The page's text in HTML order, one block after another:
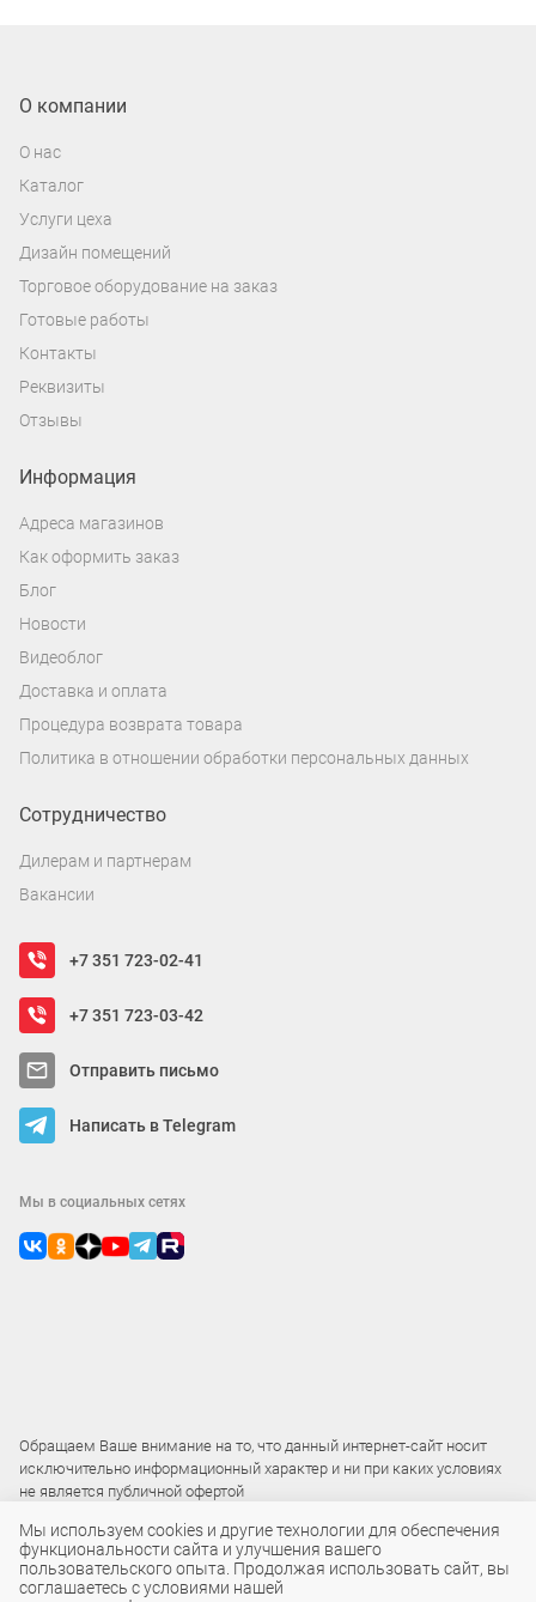
О компании
О нас
Каталог
Услуги цеха
Дизайн помещений
Торговое оборудование на заказ
Готовые работы
Контакты
Реквизиты
Отзывы
Информация
Адреса магазинов
Как оформить заказ
Блог
Новости
Видеоблог
Доставка и оплата
Процедура возврата товара
Политика в отношении обработки персональных данных
Сотрудничество
Дилерам и партнерам
Вакансии
+7 351 723-02-41
+7 351 723-03-42
Отправить письмо
Написать в Telegram
Мы в социальных сетях
Обращаем Ваше внимание на то, что данный интернет-сайт носит
исключительно информационный характер и ни при каких условиях
не является публичной офертой
2015 – 2026 © ООО «Локос»
Мы используем cookies и другие технологии для обеспечения
функциональности сайта и улучшения вашего
пользовательского опыта. Продолжая использовать сайт, вы
соглашаетесь с условиями нашей